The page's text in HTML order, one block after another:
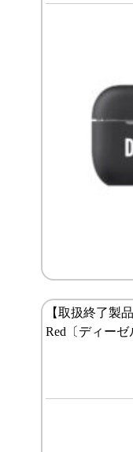
【取扱終了製
Red〔ディーゼ